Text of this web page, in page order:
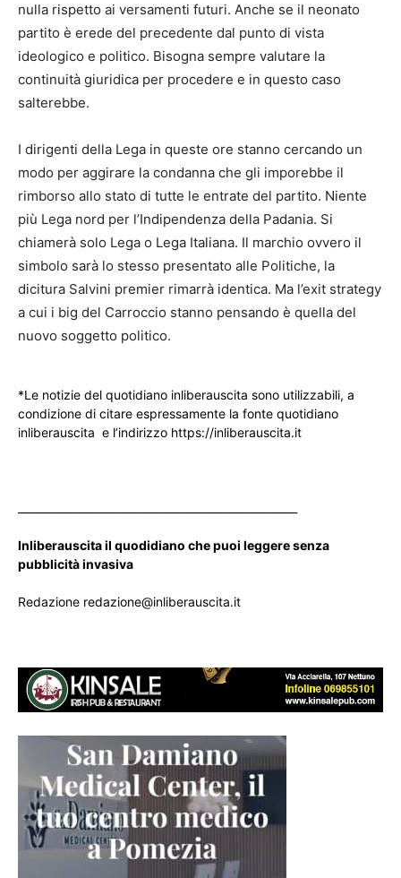
nulla rispetto ai versamenti futuri. Anche se il neonato
partito è erede del precedente dal punto di vista
ideologico e politico. Bisogna sempre valutare la
continuità giuridica per procedere e in questo caso
salterebbe.
I dirigenti della Lega in queste ore stanno cercando un
modo per aggirare la condanna che gli imporebbe il
rimborso allo stato di tutte le entrate del partito. Niente
più Lega nord per l’Indipendenza della Padania. Si
chiamerà solo Lega o Lega Italiana. Il marchio ovvero il
simbolo sarà lo stesso presentato alle Politiche, la
dicitura Salvini premier rimarrà identica. Ma l’exit strategy
a cui i big del Carroccio stanno pensando è quella del
nuovo soggetto politico.
*Le notizie del quotidiano inliberauscita sono utilizzabili, a
condizione di citare espressamente la fonte quotidiano
inliberauscita e l’indirizzo https://inliberauscita.it
Inliberauscita il quodidiano che puoi leggere senza
pubblicità invasiva
Redazione redazione@inliberauscita.it